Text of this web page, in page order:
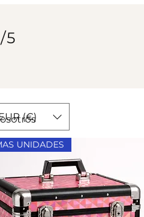
5
(€)
UNIDADES